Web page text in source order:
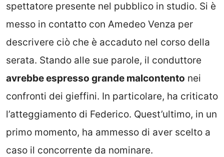
spettatore presente nel pubblico in studio. Si è
messo in contatto con Amedeo Venza per
descrivere ciò che è accaduto nel corso della
serata. Stando alle sue parole, il conduttore
avrebbe espresso grande malcontento nei
confronti dei gieffini. In particolare, ha criticato
l’atteggiamento di Federico. Quest’ultimo, in un
primo momento, ha ammesso di aver scelto a
caso il concorrente da nominare.